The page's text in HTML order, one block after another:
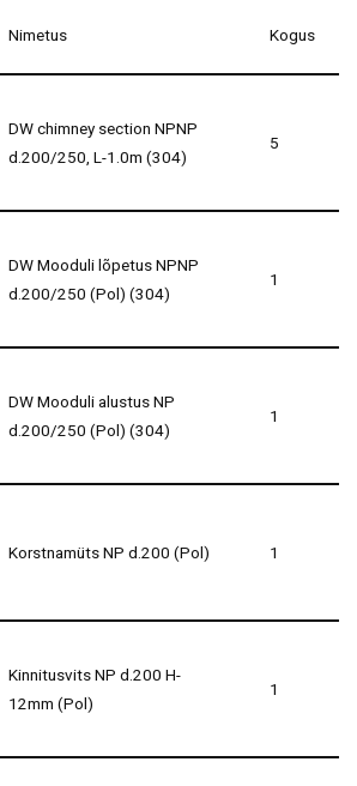
Nimetus Kogus
DW chimney section NPNP
d.200/250, L-1.0m (304)
5
DW Mooduli lõpetus NPNP
d.200/250 (Pol) (304)
1
DW Mooduli alustus NP
d.200/250 (Pol) (304)
1
Korstnamüts NP d.200 (Pol) 1
Kinnitusvits NP d.200 H-
12mm (Pol)
1